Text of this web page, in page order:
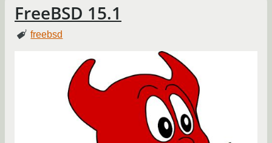
FreeBSD 15.1
freebsd